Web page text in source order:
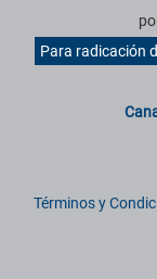
Para radicación
Términos y